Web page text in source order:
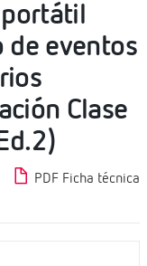
de eventos
Clase
PDF Ficha técnica